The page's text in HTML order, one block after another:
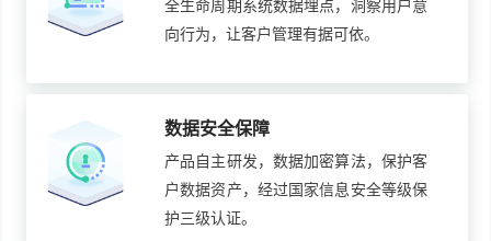
全生命周期系统数据埋点，洞察用户意
向行为，让客户管理有据可依。
数据安全保障
产品自主研发，数据加密算法，保护客
户数据资产，经过国家信息安全等级保
护三级认证。